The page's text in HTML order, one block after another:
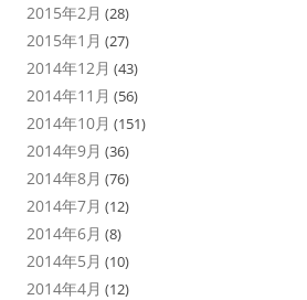
2015年2月 (28)
2015年1月 (27)
2014年12月 (43)
2014年11月 (56)
2014年10月 (151)
2014年9月 (36)
2014年8月 (76)
2014年7月 (12)
2014年6月 (8)
2014年5月 (10)
2014年4月 (12)